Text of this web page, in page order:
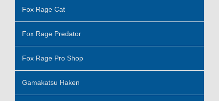
Fox Rage Cat
Fox Rage Predator
Fox Rage Pro Shop
Gamakatsu Haken